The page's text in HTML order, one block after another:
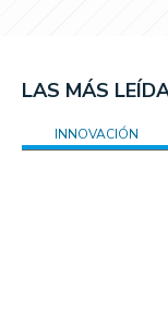
LAS MÁS
INNOVACIÓN